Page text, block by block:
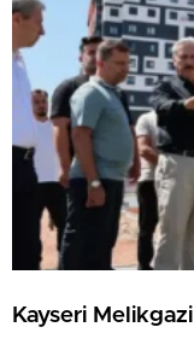
Kayseri